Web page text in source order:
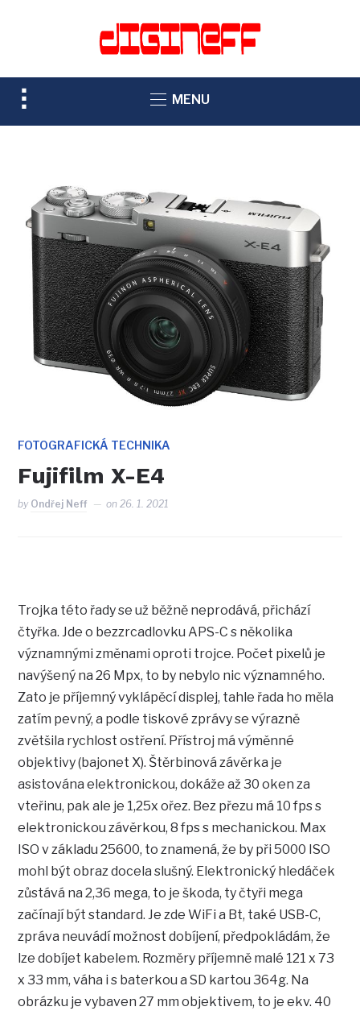
TOGGLE
SIDEBAR
MENU
FOTOGRAFICKÁ TECHNIKA
Fujifilm X-E4
by Ondřej Neff on26. 1. 2021
Trojka této řady se už běžně neprodává, přichází
čtyřka. Jde o bezzrcadlovku APS-C s několika
významnými změnami oproti trojce. Počet pixelů je
navýšený na 26 Mpx, to by nebylo nic významného.
Zato je příjemný vyklápěcí displej, tahle řada ho měla
zatím pevný, a podle tiskové zprávy se výrazně
zvětšila rychlost ostření. Přístroj má výměnné
objektivy (bajonet X). Štěrbinová závěrka je
asistována elektronickou, dokáže až 30 oken za
vteřinu, pak ale je 1,25x ořez. Bez přezu má 10 fps s
elektronickou závěrkou, 8 fps s mechanickou. Max
ISO v základu 25600, to znamená, že by při 5000 ISO
mohl být obraz docela slušný. Elektronický hledáček
zůstává na 2,36 mega, to je škoda, ty čtyři mega
začínají být standard. Je zde WiFi a Bt, také USB-C,
zpráva neuvádí možnost dobíjení, předpokládám, že
lze dobíjet kabelem. Rozměry příjemně malé 121 x 73
x 33 mm, váha i s baterkou a SD kartou 364g. Na
obrázku je vybaven 27 mm objektivem, to je ekv. 40